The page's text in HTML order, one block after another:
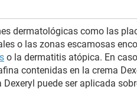
dermatológicas como las
o las zonas escamosas
o la dermatitis atópica. En
contenidas en la crema
puede ser aplicada